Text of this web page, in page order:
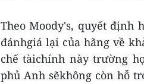
Theo Moody's, quyết định
đánhgiá lại của hãng về
chế tàichính này trường
phủ Anh sẽkhông còn hỗ